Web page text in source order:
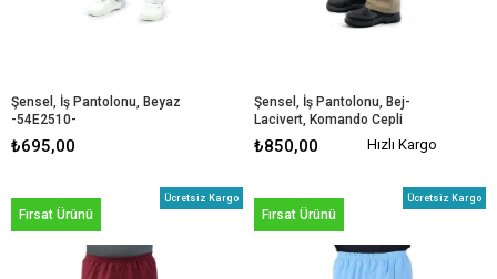
Şensel, İş Pantolonu, Beyaz
-54E2510-
₺695,00
Şensel, İş Pantolonu, Bej-
Lacivert, Komando Cepli
-54E1511-
₺850,00 Hızlı Kargo
Ücretsiz Kargo
Fırsat Ürünü
Ücretsiz Kargo
Fırsat Ürünü